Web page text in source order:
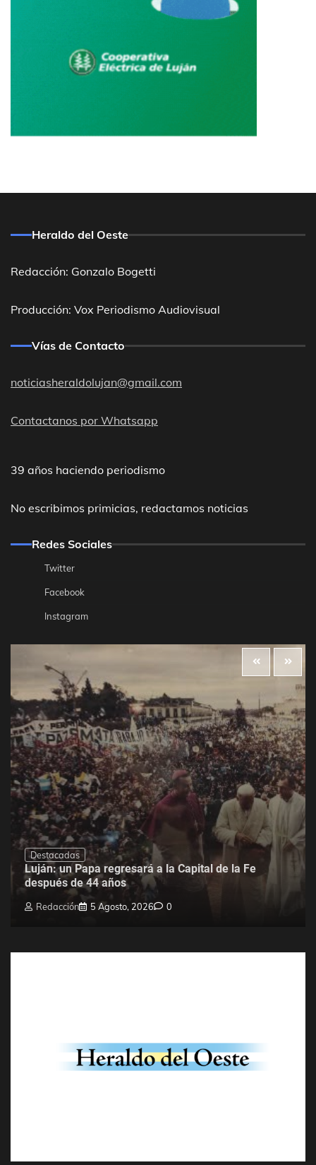
Heraldo del Oeste
Redacción: Gonzalo Bogetti
Producción: Vox Periodismo Audiovisual
Vías de Contacto
noticiasheraldolujan@gmail.com
Contactanos por Whatsapp
39 años haciendo periodismo
No escribimos primicias, redactamos noticias
Redes Sociales
Twitter
Facebook
Instagram
Destacadas
Luján: un Papa regresará a la Capital de la Fe
después de 44 años
Redacción 5 Agosto, 2026 0